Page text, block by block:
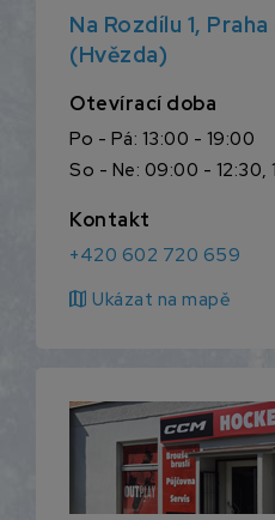
Na Rozdílu 1,
(Hvězda)
Otevírací doba
Po - Pá: 13:00 - 19:00
So - Ne: 09:00 - 12:30,
Kontakt
+420 602 720 659
map Ukázat na mapě